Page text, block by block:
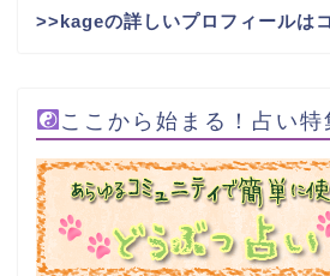
>>kageの詳しいプロフィールは
ここから始まる！占い特